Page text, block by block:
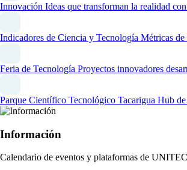
Innovación Ideas que transforman la realidad
Indicadores de Ciencia y Tecnología Métricas
Feria de Tecnología Proyectos innovadores
Parque Científico Tecnológico Tacarigua Hub
Información
Calendario de eventos y plataformas de UNITEC